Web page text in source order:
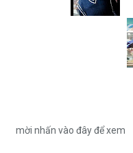
mời nhấn vào đây để xem